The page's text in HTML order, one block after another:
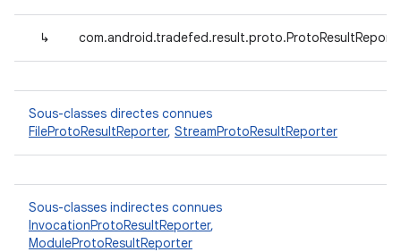
↳
Sous-classes directes connues
FileProtoResultReporter, StreamProtoResultReporter
Sous-classes indirectes connues
InvocationProtoResultReporter,
ModuleProtoResultReporter